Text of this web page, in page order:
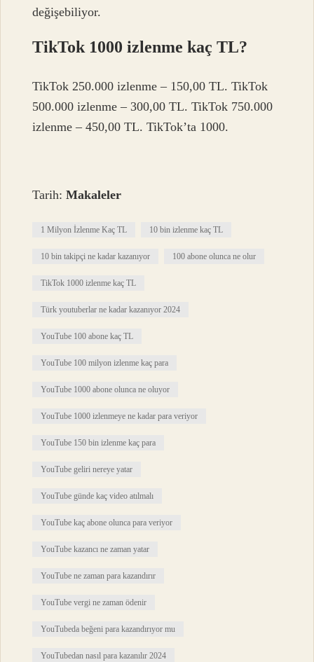
değişebiliyor.
TikTok 1000 izlenme kaç TL?
TikTok 250.000 izlenme – 150,00 TL. TikTok
500.000 izlenme – 300,00 TL. TikTok 750.000
izlenme – 450,00 TL. TikTok’ta 1000.
Tarih:Makaleler
1 Milyon İzlenme Kaç TL 10 bin izlenme kaç TL
10 bin takipçi ne kadar kazanıyor 100 abone olunca ne olur
TikTok 1000 izlenme kaç TL
Türk youtuberlar ne kadar kazanıyor 2024
YouTube 100 abone kaç TL
YouTube 100 milyon izlenme kaç para
YouTube 1000 abone olunca ne oluyor
YouTube 1000 izlenmeye ne kadar para veriyor
YouTube 150 bin izlenme kaç para
YouTube geliri nereye yatar
YouTube günde kaç video atılmalı
YouTube kaç abone olunca para veriyor
YouTube kazancı ne zaman yatar
YouTube ne zaman para kazandırır
YouTube vergi ne zaman ödenir
YouTubeda beğeni para kazandırıyor mu
YouTubedan nasıl para kazanılır 2024